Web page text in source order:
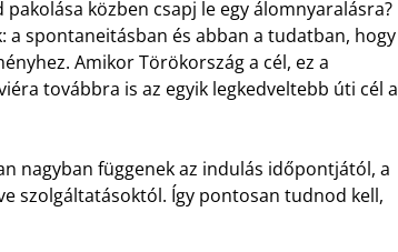
közben csapj le egy álomnyaralásra?
spontaneitásban és abban a tudatban, hogy
Amikor Törökország a cél, ez a
továbbra is az egyik legkedveltebb úti cél a
nagyban függenek az indulás időpontjától, a
szolgáltatásoktól. Így pontosan tudnod kell,